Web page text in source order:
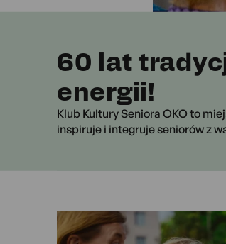
60 lat
energii!
Klub Kultury Seniora OKO to
inspiruje i integruje seniorów z